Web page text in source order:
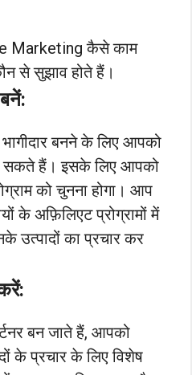
Marketing कैसे काम
से सुझाव होते हैं।
बनें:
बनने के लिए आपको
सकते हैं। इसके लिए आपको
को चुनना होगा। आप
के अफ़िलिएट प्रोग्रामों में
उत्पादों का प्रचार कर
बन जाते हैं, आपको
के प्रचार के लिए विशेष